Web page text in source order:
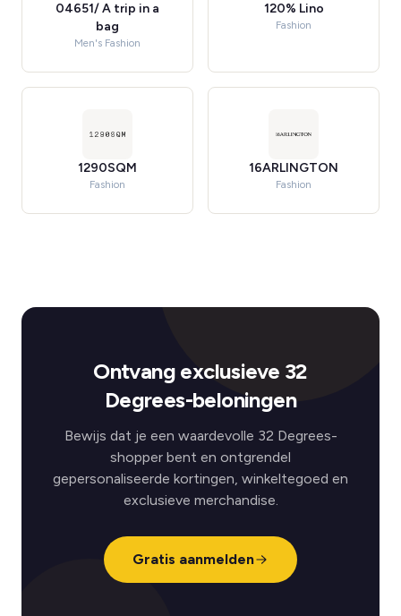
04651/ A trip in a
bag
Men's Fashion
120% Lino
Fashion
1290SQM
Fashion
16ARLINGTON
Fashion
Ontvang exclusieve 32
Degrees-beloningen
Bewijs dat je een waardevolle 32 Degrees-
shopper bent en ontgrendel
gepersonaliseerde kortingen, winkeltegoed en
exclusieve merchandise.
Gratis aanmelden